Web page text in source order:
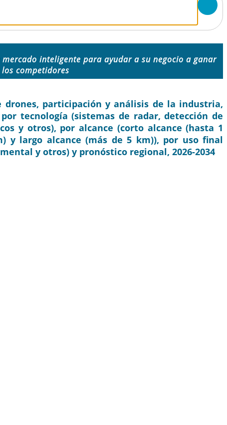
mercado inteligente para ayudar a su negocio a ganar
competidores
drones, participación y análisis de la industria,
tecnología (sistemas de radar, detección de
y otros), por alcance (corto alcance (hasta 1
y largo alcance (más de 5 km)), por uso final
y otros) y pronóstico regional, 2026-2034